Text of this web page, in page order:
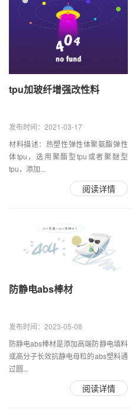
tpu加玻纤增强改性料
发布时间：2021-03-17
材料描述：热塑性弹性体聚氨酯弹性
体tpu，选用聚酯型tpu或者聚醚型
tpu，添加...
阅读详情
防静电abs棒材
发布时间：2023-05-08
防静电abs棒材是添加高端防静电填料
或高分子长效抗静电母粒的abs塑料通
过圆...
阅读详情